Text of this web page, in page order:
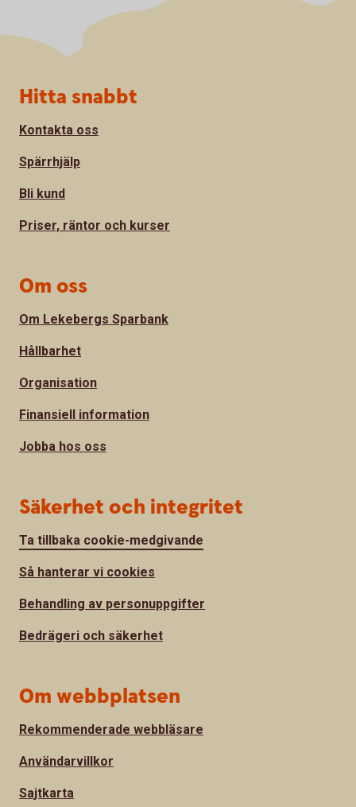
Sidfot
Hitta snabbt
Kontakta oss
Spärrhjälp
Bli kund
Priser, räntor och kurser
Om oss
Om Lekebergs Sparbank
Hållbarhet
Organisation
Finansiell information
Jobba hos oss
Säkerhet och integritet
Ta tillbaka cookie-medgivande
Så hanterar vi cookies
Behandling av personuppgifter
Bedrägeri och säkerhet
Om webbplatsen
Rekommenderade webbläsare
Användarvillkor
Sajtkarta